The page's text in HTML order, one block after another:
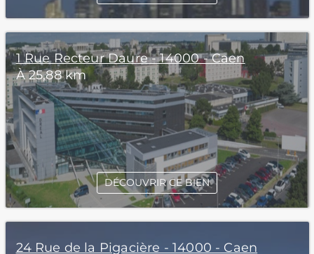
1 Rue Recteur Daure - 14000 - Caen
À 25,88 km
DÉCOUVRIR CE BIEN
24 Rue de la Pigacière - 14000 - Caen